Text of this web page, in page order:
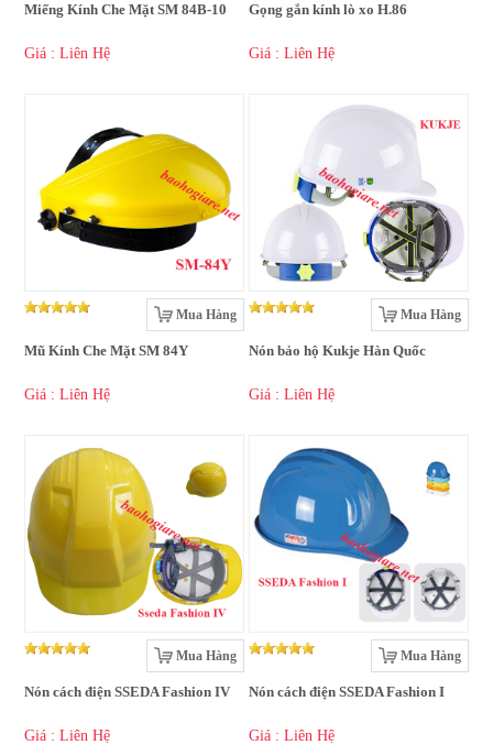
Miếng Kính Che Mặt SM 84B-10
Giá : Liên Hệ
Gọng gắn kính lò xo H.86
Giá : Liên Hệ
Mua Hàng
Mũ Kính Che Mặt SM 84Y
Giá : Liên Hệ
Mua Hàng
Nón bảo hộ Kukje Hàn Quốc
Giá : Liên Hệ
Mua Hàng
Nón cách điện SSEDA Fashion IV
Giá : Liên Hệ
Mua Hàng
Nón cách điện SSEDA Fashion I
Giá : Liên Hệ